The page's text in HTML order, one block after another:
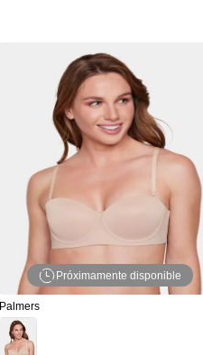
Próximamente disponible
Palmers